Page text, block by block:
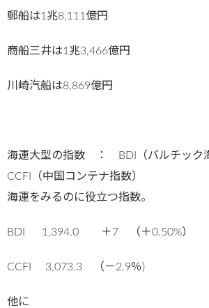
郵船は1兆8,111億円
商船三井は1兆3,466億円
川崎汽船は8,869億円
海運大型の指数 ： BDI（バルチック
CCFI（中国コンテナ指数）
海運をみるのに役立つ指数。
BDI 1,394.0 ＋7 （＋0.50%）
CCFI 3,073.3 （－2.9％)
他に